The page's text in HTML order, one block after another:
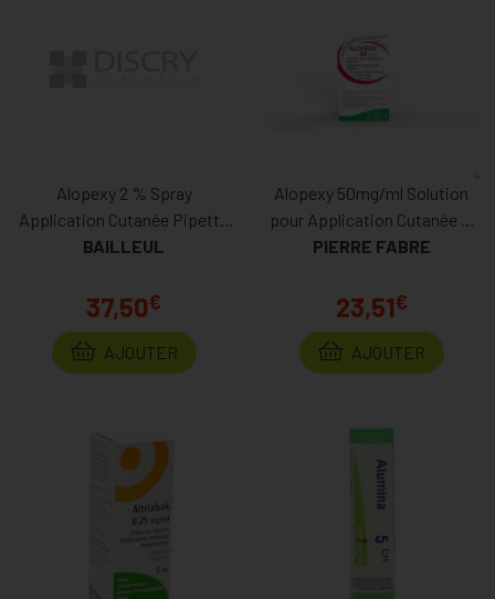
Alopexy 2 % Spray
Application Cutanée Pipette
3x60ml
BAILLEUL
37,50€
AJOUTER
Alopexy 50mg/ml Solution
pour Application Cutanée Fl
Pipette 60ml
PIERRE FABRE
23,51€
AJOUTER